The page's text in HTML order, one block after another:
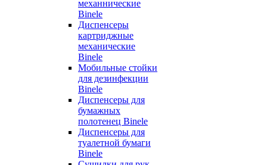
механнические
Binele
Диспенсеры
картриджные
механические
Binele
Мобильные стойки
для дезинфекции
Binele
Диспенсеры для
бумажных
полотенец Binele
Диспенсеры для
туалетной бумаги
Binele